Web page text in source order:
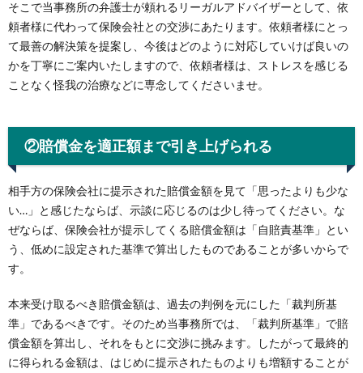
そこで当事務所の弁護士が頼れるリーガルアドバイザーとして、依
頼者様に代わって保険会社との交渉にあたります。依頼者様にとっ
て最善の解決策を提案し、今後はどのように対応していけば良いの
かを丁寧にご案内いたしますので、依頼者様は、ストレスを感じる
ことなく怪我の治療などに専念してくださいませ。
②賠償金を適正額まで引き上げられる
相手方の保険会社に提示された賠償金額を見て「思ったよりも少な
い…」と感じたならば、示談に応じるのは少し待ってください。な
ぜならば、保険会社が提示してくる賠償金額は「自賠責基準」とい
う、低めに設定された基準で算出したものであることが多いからで
す。
本来受け取るべき賠償金額は、過去の判例を元にした「裁判所基
準」であるべきです。そのため当事務所では、「裁判所基準」で賠
償金額を算出し、それをもとに交渉に挑みます。したがって最終的
に得られる金額は、はじめに提示されたものよりも増額することが